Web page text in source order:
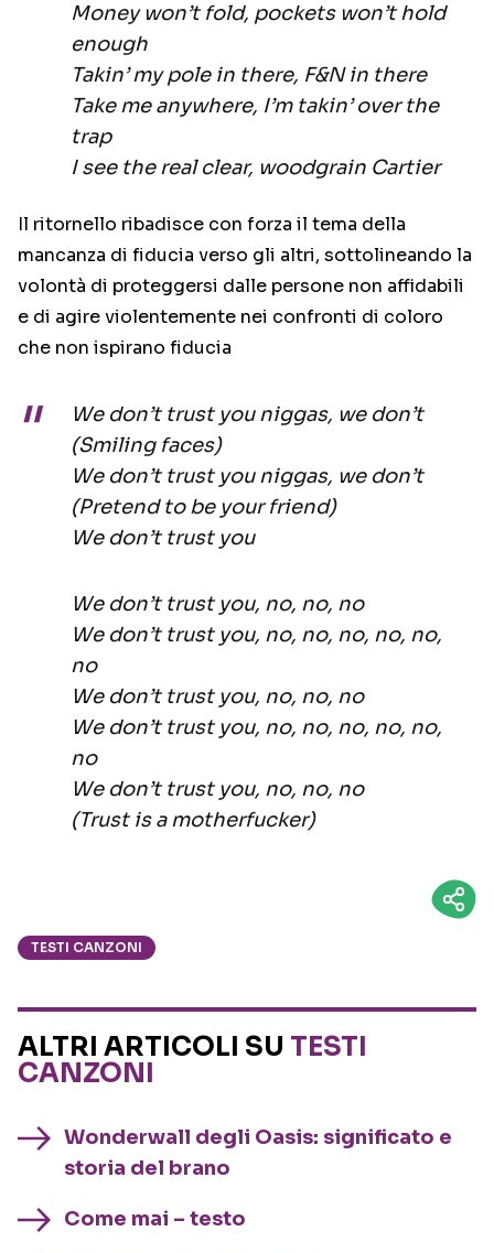
Money won’t fold, pockets won’t hold
enough
Takin’ my pole in there, F&N in there
Take me anywhere, I’m takin’ over the
trap
I see the real clear, woodgrain Cartier
Il ritornello ribadisce con forza il tema della
mancanza di fiducia verso gli altri, sottolineando la
volontà di proteggersi dalle persone non affidabili
e di agire violentemente nei confronti di coloro
che non ispirano fiducia
We don’t trust you niggas, we don’t
(Smiling faces)
We don’t trust you niggas, we don’t
(Pretend to be your friend)
We don’t trust you
We don’t trust you, no, no, no
We don’t trust you, no, no, no, no, no,
no
We don’t trust you, no, no, no
We don’t trust you, no, no, no, no, no,
no
We don’t trust you, no, no, no
(Trust is a motherfucker)
TESTI CANZONI
ALTRI ARTICOLI SU TESTI
CANZONI
Wonderwall degli Oasis: significato e
storia del brano
Come mai – testo